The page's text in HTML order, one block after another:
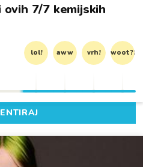
7/7 kemijskih
lol! aww vrh! woot?!